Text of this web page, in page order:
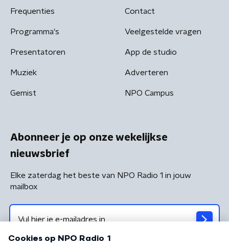
Frequenties
Programma's
Presentatoren
Muziek
Gemist
Contact
Veelgestelde vragen
App de studio
Adverteren
NPO Campus
Abonneer je op onze wekelijkse
nieuwsbrief
Elke zaterdag het beste van NPO Radio 1 in jouw
mailbox